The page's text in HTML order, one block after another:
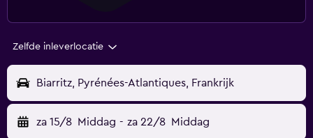
Zelfde inleverlocatie
Biarritz, Pyrénées-Atlantiques, Frankrijk
za 15/8 Middag - za 22/8 Middag